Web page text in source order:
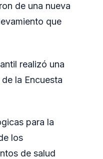
de una nueva
que
realizó una
la Encuesta
para la
los
de salud